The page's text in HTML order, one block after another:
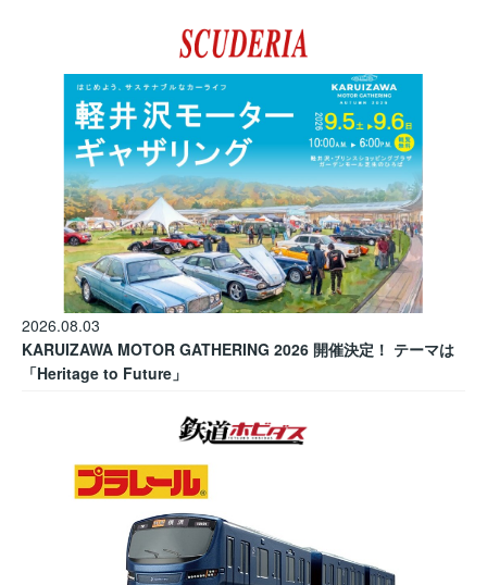
2026.08.03
KARUIZAWA MOTOR GATHERING 2026 開催決定！ テーマは
「Heritage to Future」